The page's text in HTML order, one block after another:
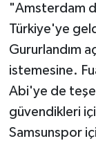
"Amsterdam
Türkiye'ye
Gururlandım
istemesine.
Abi'ye de
güvendikleri
Samsunspor